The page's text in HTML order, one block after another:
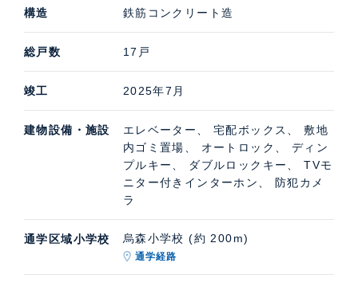
構造 鉄筋コンクリート造
総戸数 17戸
竣工 2025年7月
建物設備・施設
エレベーター、 宅配ボックス、 敷地
内ゴミ置場、 オートロック、 ディン
プルキー、 ダブルロックキー、 TVモ
ニター付きインターホン、 防犯カメ
ラ
通学区域小学校 烏森小学校 (約 200m)
通学経路